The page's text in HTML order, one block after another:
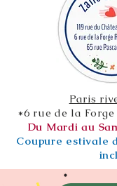
Paris
*6 rue de la Forge
Du Mardi au
Coupure estivale